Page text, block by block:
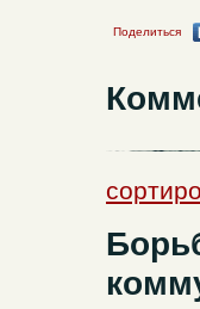
Поделиться